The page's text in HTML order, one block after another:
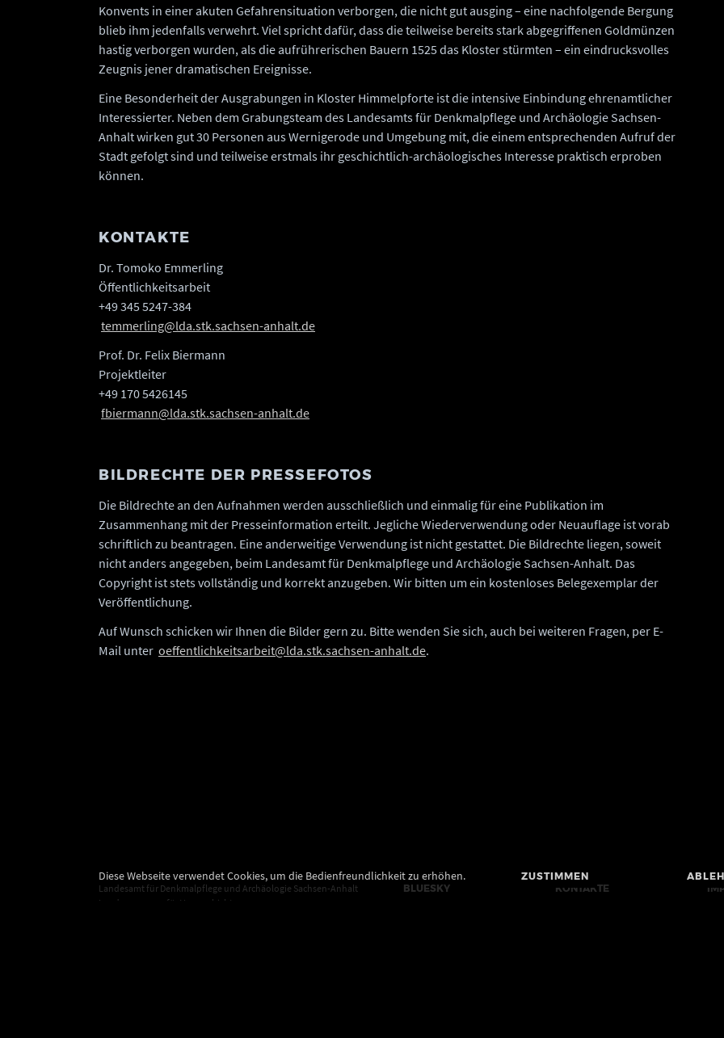
Diese Webseite verwendet Cookies, um die Bedienfreundlichkeit zu erhöhen. ZUSTIMMEN
Konvents in einer akuten Gefahrensituation verborgen, die nicht gut ausging – eine nachfolgende Bergung
blieb ihm jedenfalls verwehrt. Viel spricht dafür, dass die teilweise bereits stark abgegriffenen Goldmünzen
hastig verborgen wurden, als die aufrührerischen Bauern 1525 das Kloster stürmten – ein eindrucksvolles
Zeugnis jener dramatischen Ereignisse.
Eine Besonderheit der Ausgrabungen in Kloster Himmelpforte ist die intensive Einbindung ehrenamtlicher
Interessierter. Neben dem Grabungsteam des Landesamts für Denkmalpflege und Archäologie Sachsen-
Anhalt wirken gut 30 Personen aus Wernigerode und Umgebung mit, die einem entsprechenden Aufruf der
Stadt gefolgt sind und teilweise erstmals ihr geschichtlich-archäologisches Interesse praktisch erproben
können.
KONTAKTE
Dr. Tomoko Emmerling
Öffentlichkeitsarbeit
+49 345 5247-384
temmerling@lda.stk.sachsen-anhalt.de
Prof. Dr. Felix Biermann
Projektleiter
+49 170 5426145
fbiermann@lda.stk.sachsen-anhalt.de
BILDRECHTE DER PRESSEFOTOS
Die Bildrechte an den Aufnahmen werden ausschließlich und einmalig für eine Publikation im
Zusammenhang mit der Presseinformation erteilt. Jegliche Wiederverwendung oder Neuauflage ist vorab
schriftlich zu beantragen. Eine anderweitige Verwendung ist nicht gestattet. Die Bildrechte liegen, soweit
nicht anders angegeben, beim Landesamt für Denkmalpflege und Archäologie Sachsen-Anhalt. Das
Copyright ist stets vollständig und korrekt anzugeben. Wir bitten um ein kostenloses Belegexemplar der
Veröffentlichung.
Auf Wunsch schicken wir Ihnen die Bilder gern zu. Bitte wenden Sie sich, auch bei weiteren Fragen, per E-
Mail unter oeffentlichkeitsarbeit@lda.stk.sachsen-anhalt.de.
Landesamt für Denkmalpflege und Archäologie Sachsen-Anhalt
Landesmuseum für Vorgeschichte
BLUESKY
KONTAKTE